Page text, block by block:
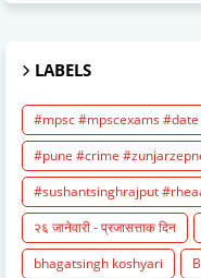
LABELS
#mpsc #mpscexams
#pune #crime
#sushantsinghrajput
२६ जानेवारी - प्रजासत्ताक दिन
bhagatsingh koshyari